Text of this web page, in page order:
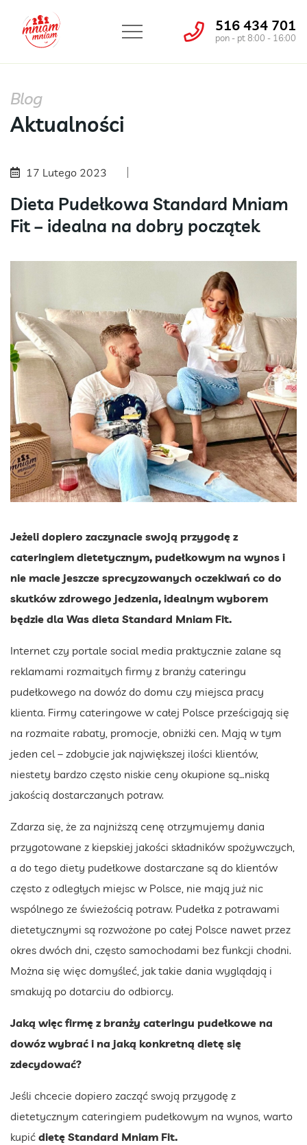
516 434 701
pon - pt 8:00 - 16:00
Blog
Aktualności
17 Lutego 2023
Dieta Pudełkowa Standard Mniam
Fit – idealna na dobry początek
Jeżeli dopiero zaczynacie swoją przygodę z
cateringiem dietetycznym, pudełkowym na wynos i
nie macie jeszcze sprecyzowanych oczekiwań co do
skutków zdrowego jedzenia, idealnym wyborem
będzie dla Was dieta Standard Mniam Fit.
Internet czy portale social media praktycznie zalane są
reklamami rozmaitych firmy z branży cateringu
pudełkowego na dowóz do domu czy miejsca pracy
klienta. Firmy cateringowe w całej Polsce prześcigają się
na rozmaite rabaty, promocje, obniżki cen. Mają w tym
jeden cel – zdobycie jak największej ilości klientów,
niestety bardzo często niskie ceny okupione są…niską
jakością dostarczanych potraw.
Zdarza się, że za najniższą cenę otrzymujemy dania
przygotowane z kiepskiej jakości składników spożywczych,
a do tego diety pudełkowe dostarczane są do klientów
często z odległych miejsc w Polsce, nie mają już nic
wspólnego ze świeżością potraw. Pudełka z potrawami
dietetycznymi są rozwożone po całej Polsce nawet przez
okres dwóch dni, często samochodami bez funkcji chodni.
Można się więc domyśleć, jak takie dania wyglądają i
smakują po dotarciu do odbiorcy.
Jaką więc firmę z branży cateringu pudełkowe na
dowóz wybrać i na jaką konkretną dietę się
zdecydować?
Jeśli chcecie dopiero zacząć swoją przygodę z
dietetycznym cateringiem pudełkowym na wynos, warto
kupić dietę Standard Mniam Fit.